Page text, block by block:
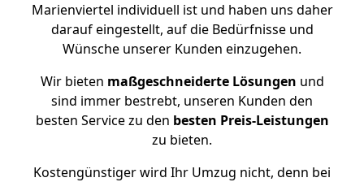
Marienviertel individuell ist und haben uns daher
darauf eingestellt, auf die Bedürfnisse und
Wünsche unserer Kunden einzugehen.
Wir bieten maßgeschneiderte Lösungen und
sind immer bestrebt, unseren Kunden den
besten Service zu den besten Preis-Leistungen
zu bieten.
Kostengünstiger wird Ihr Umzug nicht, denn bei